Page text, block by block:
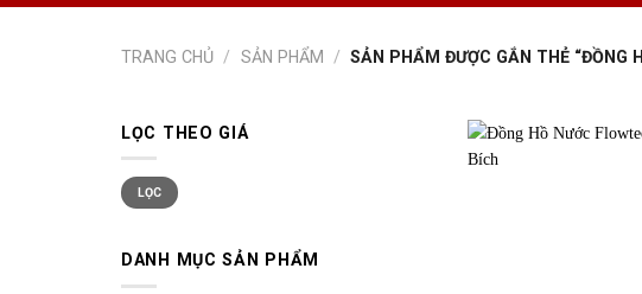
TRANG CHỦ / SẢN PHẨM / SẢN PHẨM ĐƯỢC GẮN THẺ “ĐỒNG
LỌC THEO GIÁ
Giá
tối
thiểu
Giá
tối
đa
LỌC
DANH MỤC SẢN PHẨM